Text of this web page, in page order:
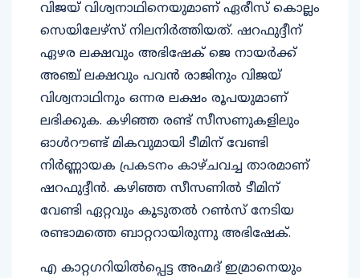
വിജയ് വിശ്വനാഥിനെയുമാണ് ഏരീസ് കൊല്ലം
സെയിലേഴ്സ് നിലനിർത്തിയത്. ഷറഫുദ്ദീന്
ഏഴര ലക്ഷവും അഭിഷേക് ജെ നായർക്ക്
അഞ്ച് ലക്ഷവും പവൻ രാജിനും വിജയ്
വിശ്വനാഥിനും ഒന്നര ലക്ഷം രൂപയുമാണ്
ലഭിക്കുക. കഴിഞ്ഞ രണ്ട് സീസണുകളിലും
ഓൾറൗണ്ട് മികവുമായി ടീമിന് വേണ്ടി
നിർണ്ണായക പ്രകടനം കാഴ്ചവച്ച താരമാണ്
ഷറഫുദ്ദീൻ. കഴിഞ്ഞ സീസണിൽ ടീമിന്
വേണ്ടി ഏറ്റവും കൂടുതൽ റൺസ് നേടിയ
രണ്ടാമത്തെ ബാറ്ററായിരുന്നു അഭിഷേക്.
എ കാറ്റഗറിയിൽപ്പെട്ട അഹ്മദ് ഇമ്രാനെയും